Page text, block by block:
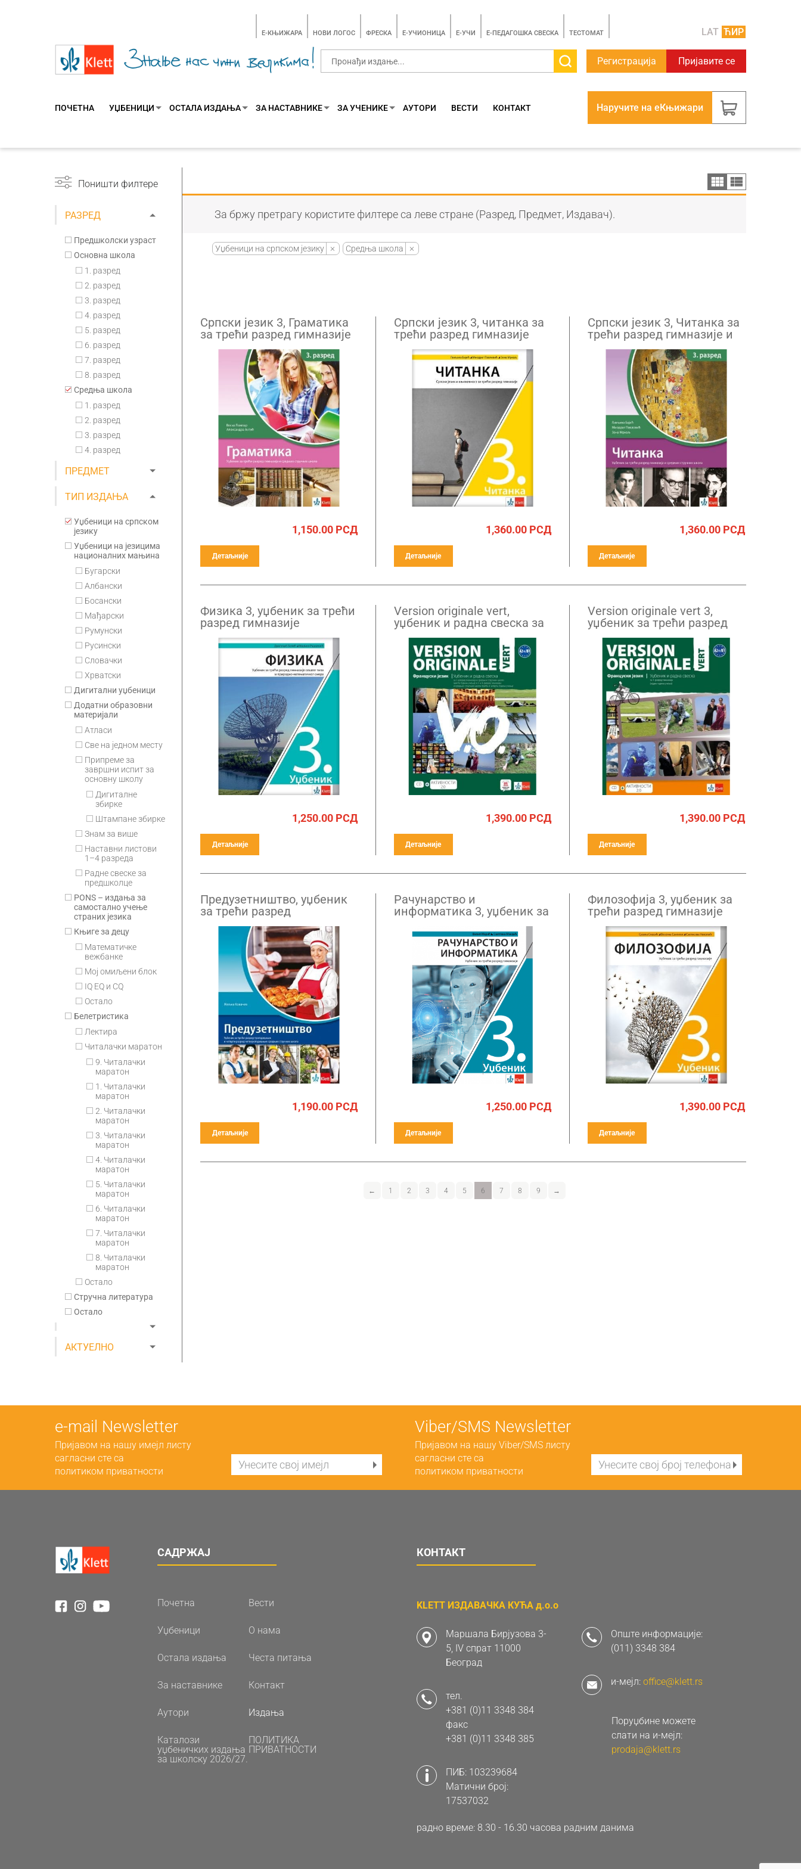
E-КЊИЖАРА НОВИ ЛОГОС ФРЕСКА E-УЧИОНИЦА E-УЧИ Е-ПЕДАГОШКА СВЕСКА TЕСТОМАТ LAT ЋИР
Регистрација Пријавите се
ПОЧЕТНА УЏБЕНИЦИ ОСТАЛА ИЗДАЊА ЗА НАСТАВНИКЕ ЗА УЧЕНИКЕ АУТОРИ ВЕСТИ КОНТАКТ Наручите на еКњижари
Поништи филтере
РАЗРЕД
Предшколски узраст
Основна школа
1. разред
2. разред
3. разред
4. разред
5. разред
6. разред
7. разред
8. разред
Средња школа
1. разред
2. разред
3. разред
4. разред
ПРЕДМЕТ
ТИП ИЗДАЊА
Уџбеници на српском
језику
Уџбеници на језицима
националних мањина
Бугарски
Албански
Босански
Мађарски
Румунски
Русински
Словачки
Хрватски
Дигитални уџбеници
Додатни образовни
материјали
Атласи
Све на једном месту
Припремe за
завршни испит за
основну школу
Дигиталне
збирке
Штампане збирке
Знам за више
Наставни листови
1–4 разреда
Радне свеске за
предшколце
PONS – издања за
самостално учење
страних језика
Књиге за децу
Математичке
вежбанке
Мој омиљени блок
IQ EQ и CQ
Остало
Белетристика
Лектира
Читалачки маратон
9. Читалачки
маратон
1. Читалачки
маратон
2. Читалачки
маратон
3. Читалачки
маратон
4. Читалачки
маратон
5. Читалачки
маратон
6. Читалачки
маратон
7. Читалачки
маратон
8. Читалачки
маратон
Остало
Стручна литература
Остало
АКТУЕЛНО
За бржу претрагу користите филтере са леве стране (Разред, Предмет, Издавач).
Уџбеници на српском језику Средња школа
Српски језик 3, Граматика
за трећи разред гимназије
и средњих стручних школа
1,150.00РСД
Детаљније
Српски језик 3, читанка за
трећи разред гимназије
1,360.00РСД
Детаљније
Српски језик 3, Читанка за
трећи разред гимназије и
средњих стручних школа
1,360.00РСД
Детаљније
Физика 3, уџбеник за трећи
разред гимназије
природно-математичког и
општег смера
1,250.00РСД
Детаљније
Version originale vert,
уџбеник и радна свеска за
други, трећи или четврти
разред гимназија и
средњих стручних школа
1,390.00РСД
Детаљније
Version оriginale vert 3,
уџбеник за трећи разред
гимназије
1,390.00РСД
Детаљније
Предузетништво, уџбеник
за трећи разред
трогодишњих и четврти
разред четворогодишњих
средњих стручних школа
1,190.00РСД
Детаљније
Рачунарство и
информатика 3, уџбеник за
трећи разред гимназије
1,250.00РСД
Детаљније
Филозофија 3, уџбеник за
трећи разред гимназије
1,390.00РСД
Детаљније
← 1 2 3 4 5 6 7 8 9 →
е-mail Newsletter
Пријавом на нашу имејл листу
сагласни сте са
политиком приватности
Viber/SMS Newsletter
Пријавом на нашу Viber/SMS листу
сагласни сте са
политиком приватности
САДРЖАЈ
Почетна Вести
Уџбеници О нама
Остала издања Честа питања
За наставнике Контакт
Аутори Издања
Каталози
уџбеничких издања
за школску 2026/27.
ПОЛИТИКА
ПРИВАТНОСТИ
КОНТАКТ
KLETT ИЗДАВАЧКА КУЋА д.о.о
Маршала Бирјузова 3-
5, IV спрат 11000
Београд
тел.
+381 (0)11 3348 384
факс
+381 (0)11 3348 385
ПИБ: 103239684
Матични број:
17537032
Опште информације:
(011) 3348 384
и-мејл: office@klett.rs
Поруџбине можете
слати на и-мејл:
prodaja@klett.rs
радно време: 8.30 - 16.30 часова радним данима